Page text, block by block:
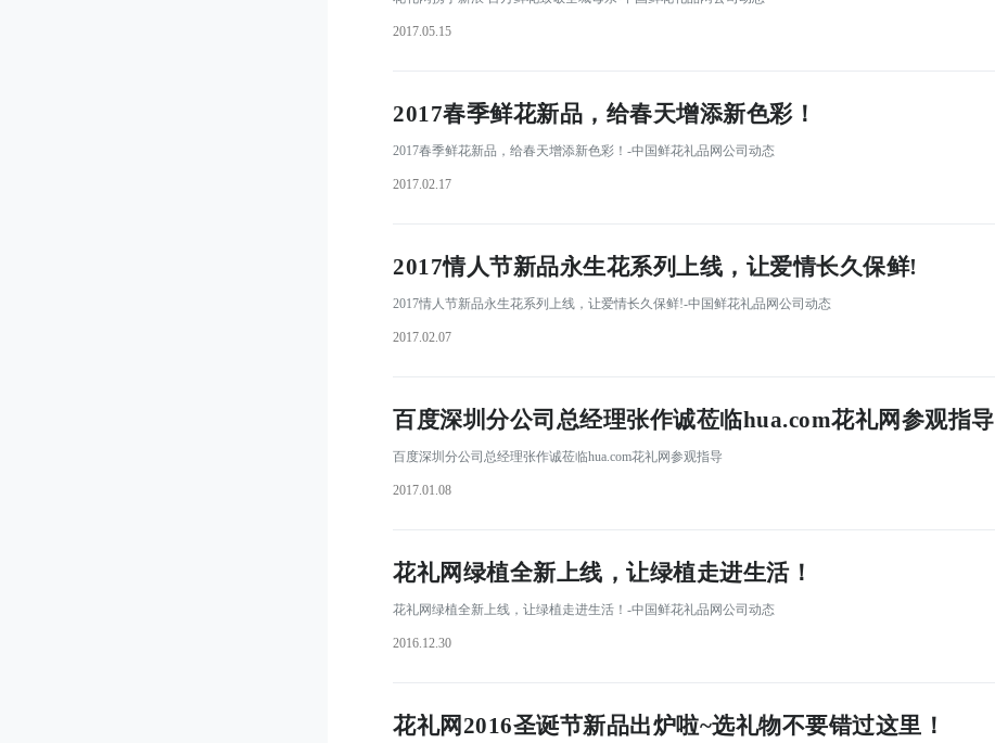
2017.05.15
2017春季鲜花新品，给春天增添新色彩！
2017春季鲜花新品，给春天增添新色彩！-中国鲜花礼品网公司动态
2017.02.17
2017情人节新品永生花系列上线，让爱情长久保鲜!
2017情人节新品永生花系列上线，让爱情长久保鲜!-中国鲜花礼品网公司动态
2017.02.07
百度深圳分公司总经理张作诚莅临hua.com花礼网参观指导
百度深圳分公司总经理张作诚莅临hua.com花礼网参观指导
2017.01.08
花礼网绿植全新上线，让绿植走进生活！
花礼网绿植全新上线，让绿植走进生活！-中国鲜花礼品网公司动态
2016.12.30
花礼网2016圣诞节新品出炉啦~选礼物不要错过这里！